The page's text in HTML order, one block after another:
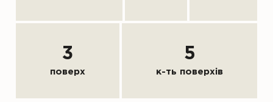
3
поверх
5
к-ть поверхів